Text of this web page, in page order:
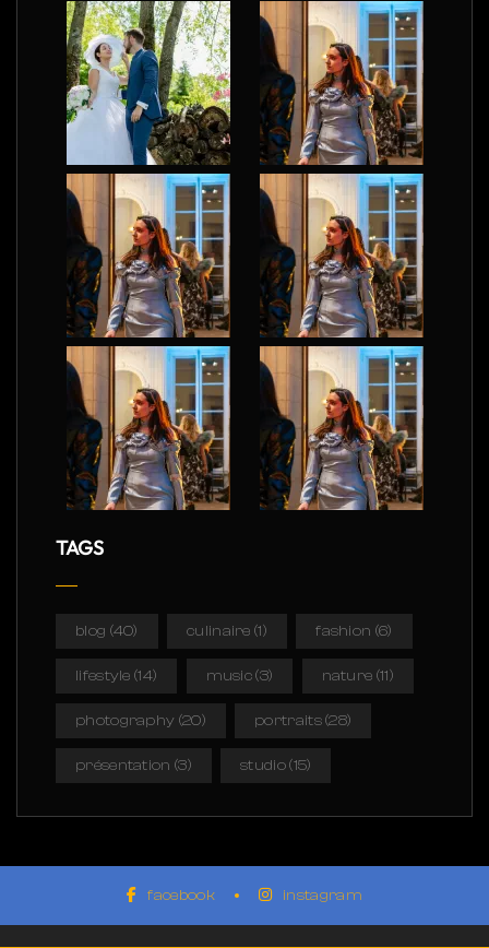
TAGS
blog (40) culinaire (1) fashion (6)
lifestyle (14) music(3) nature (11)
photography (20) portraits(28)
présentation (3) studio(15)
facebook instagram